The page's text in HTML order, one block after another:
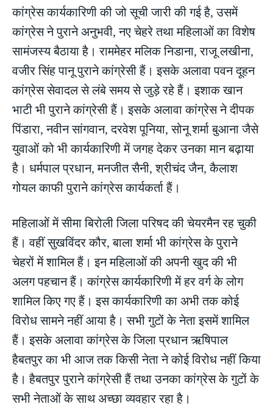
कांग्रेस कार्यकारिणी की जो सूची जारी की गई है, उसमें
कांग्रेस ने पुराने अनुभवी, नए चेहरे तथा महिलाओं का विशेष
सामंजस्य बैठाया है। राममेहर मलिक निडाना, राजू लखीना,
वजीर सिंह पानू पुराने कांग्रेसी हैं। इसके अलावा पवन दूहन
कांग्रेस सेवादल से लंबे समय से जुड़े रहे हैं। इशाक खान
भाटी भी पुराने कांग्रेसी हैं। इसके अलावा कांग्रेस ने दीपक
पिंडारा, नवीन सांगवान, दरवेश पूनिया, सोनू शर्मा बुआना जैसे
युवाओं को भी कार्यकारिणी में जगह देकर उनका मान बढ़ाया
है। धर्मपाल प्रधान, मनजीत सैनी, श्रीचंद जैन, कैलाश
गोयल काफी पुराने कांग्रेस कार्यकर्ता हैं।
महिलाओं में सीमा बिरोली जिला परिषद की चेयरमैन रह चुकी
हैं। वहीं सुखविंदर कौर, बाला शर्मा भी कांग्रेस के पुराने
चेहरों में शामिल हैं। इन महिलाओं की अपनी खुद की भी
अलग पहचान हैं। कांग्रेस कार्यकारिणी में हर वर्ग के लोग
शामिल किए गए हैं। इस कार्यकारिणी का अभी तक कोई
विरोध सामने नहीं आया है। सभी गुटों के नेता इसमें शामिल
हैं। इसके अलावा कांग्रेस के जिला प्रधान ऋषिपाल
हैबतपुर का भी आज तक किसी नेता ने कोई विरोध नहीं किया
है। हैबतपुर पुराने कांग्रेसी हैं तथा उनका कांग्रेस के गुटों के
सभी नेताओं के साथ अच्छा व्यवहार रहा है।